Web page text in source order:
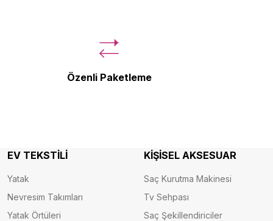
Özenli Paketleme
EV TEKSTİLİ
Yatak
Nevresim Takımları
Yatak Örtüleri
KİŞİSEL AKSESUAR
Saç Kurutma Makinesi
Tv Sehpası
Saç Şekillendiriciler